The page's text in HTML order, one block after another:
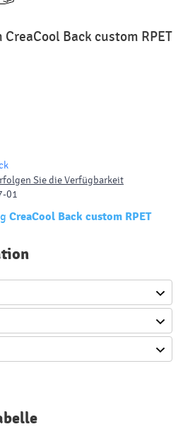
Back custom RPET
Sie die Verfügbarkeit
01
CreaCool Back custom RPET